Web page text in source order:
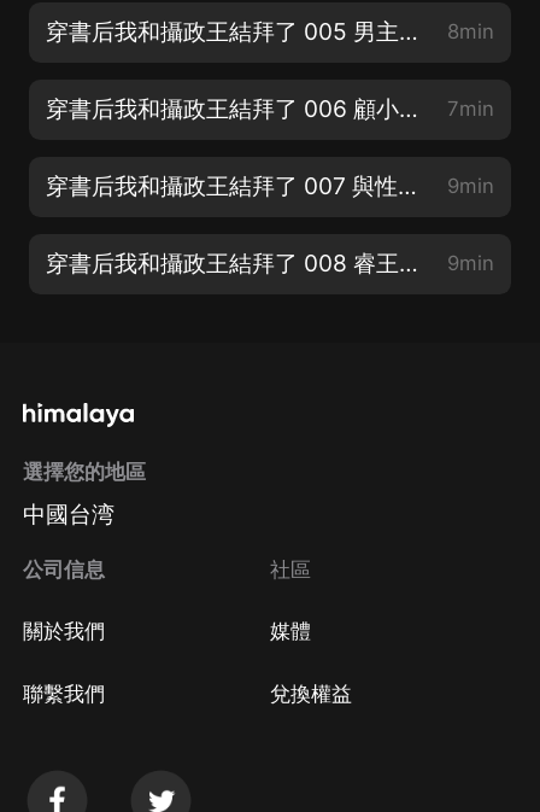
穿書后我和攝政王結拜了 005 男主出來了，只有一句詞！（男主容珩@心念多個心） 8min
穿書后我和攝政王結拜了 006 顧小侯爺風評被害（皇帝@老寶玉） 7min
穿書后我和攝政王結拜了 007 與性别無關！（求評論！求關注！） 9min
穿書后我和攝政王結拜了 008 睿王回京（記住這串神秘數字BFF2023666） 9min
選擇您的地區
中國台湾
公司信息
關於我們
聯繫我們
社區
媒體
兌換權益